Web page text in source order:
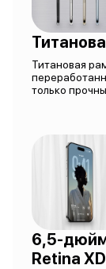
Титановая
только
6,5-
Retina